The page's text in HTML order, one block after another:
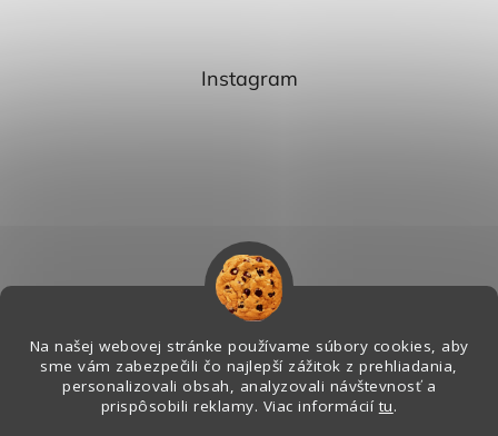
Na našej webovej stránke používame súbory cookies, aby
sme vám zabezpečili čo najlepší zážitok z prehliadania,
personalizovali obsah, analyzovali návštevnosť a
prispôsobili reklamy. Viac informácií tu.
Instagram
Sledovať na Instagrame